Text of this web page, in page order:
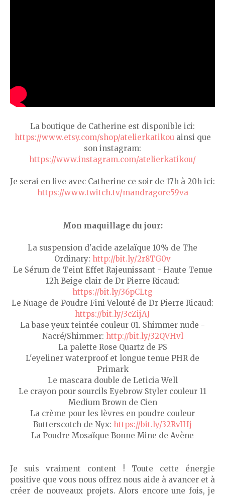
La boutique de Catherine est disponible ici:
https://www.etsy.com/shop/atelierkatikouainsi que
son instagram:
https://www.instagram.com/atelierkatikou/
Je serai en live avec Catherine ce soir de 17h à 20h ici:
https://www.twitch.tv/mandragore59va
Mon maquillage du jour:
La suspension d'acide azelaïque 10% de The
Ordinary: http://bit.ly/2r8TG0v
Le Sérum de Teint Effet Rajeunissant - Haute Tenue
12h Beige clair de Dr Pierre Ricaud:
https://bit.ly/36pCLtg
Le Nuage de Poudre Fini Velouté de Dr Pierre Ricaud:
https://bit.ly/3cZijAJ
La base yeux teintée couleur 01. Shimmer nude -
Nacré/Shimmer: http://bit.ly/32QVHvl
La palette Rose Quartz de PS
L'eyeliner waterproof et longue tenue PHR de
Primark
Le mascara double de Leticia Well
Le crayon pour sourcils Eyebrow Styler couleur 11
Medium Brown de Cien
La crème pour les lèvres en poudre couleur
Butterscotch de Nyx: https://bit.ly/32RvIHj
La Poudre Mosaïque Bonne Mine de Avène
Je suis vraiment content ! Toute cette énergie
positive que vous nous offrez nous aide à avancer et à
créer de nouveaux projets. Alors encore une fois, je